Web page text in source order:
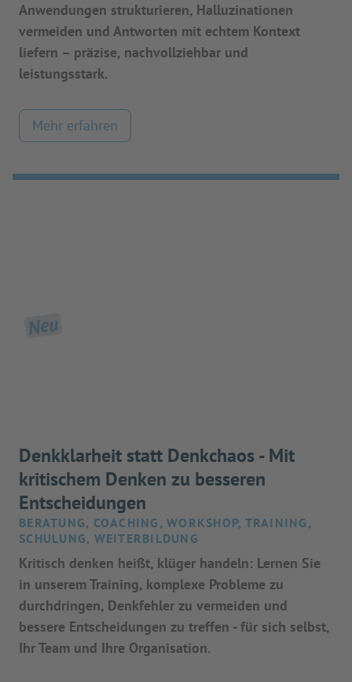
Anwendungen strukturieren, Halluzinationen
vermeiden und Antworten mit echtem Kontext
liefern – präzise, nachvollziehbar und
leistungsstark.
Mehr erfahren
Neu
Denkklarheit statt Denkchaos - Mit
kritischem Denken zu besseren
Entscheidungen
BERATUNG, COACHING, WORKSHOP, TRAINING,
SCHULUNG, WEITERBILDUNG
Kritisch denken heißt, klüger handeln: Lernen Sie
in unserem Training, komplexe Probleme zu
durchdringen, Denkfehler zu vermeiden und
bessere Entscheidungen zu treffen - für sich selbst,
Ihr Team und Ihre Organisation.